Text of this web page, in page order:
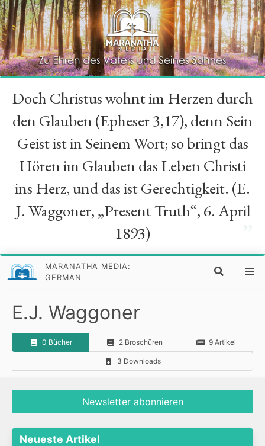
“
Doch Christus wohnt im Herzen durch
den Glauben (Epheser 3,17), denn Sein
Geist ist in Seinem Wort; so bringt das
Hören im Glauben das Leben Christi
ins Herz, und das ist Gerechtigkeit. (E.
J. Waggoner, „Present Truth“, 6. April
1893)
MARANATHA MEDIA:
GERMAN
E.J. Waggoner
0 Bücher 2 Broschüren 9 Artikel
3 Downloads
Newsletter abonnieren
Neueste Artikel